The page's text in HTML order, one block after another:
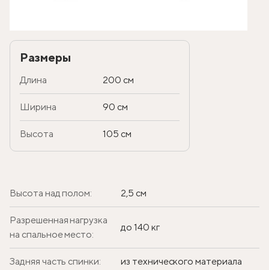
Размеры
Длина 200 см
Ширина 90 см
Высота 105 см
Высота над полом: 2,5 см
Разрешенная нагрузка
на спальное место:
до 140 кг
Задняя часть спинки: из технического материала